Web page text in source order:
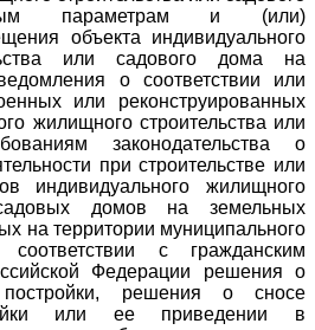
параметрам и (или)
объекта индивидуального
или садового дома на
о соответствии или
или реконструированных
жилищного строительства или
законодательства о
при строительстве или
индивидуального жилищного
домов на земельных
на территории муниципального
с гражданским
Федерации решения о
решения о сносе
или ее приведении в